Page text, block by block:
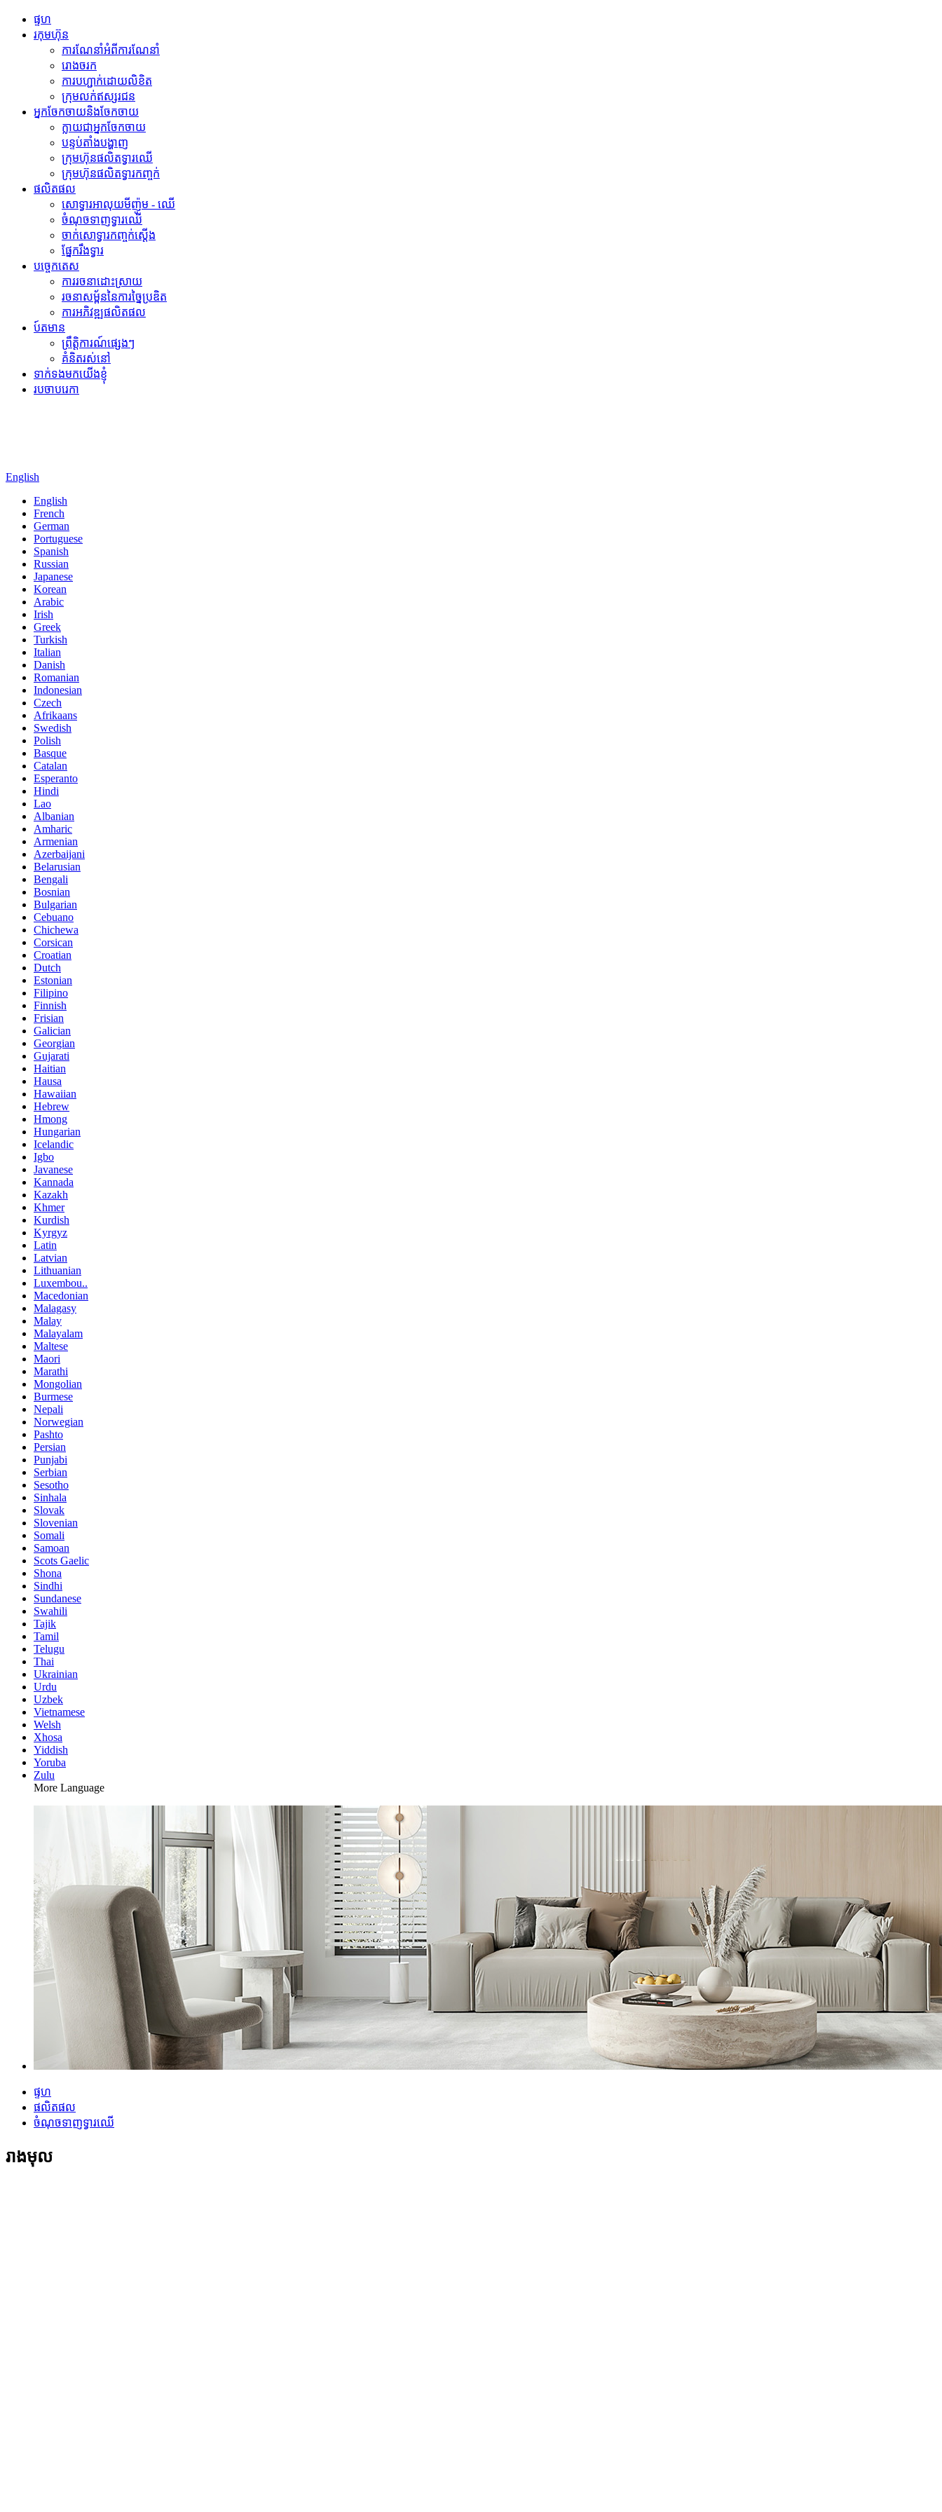
ផ្ទហ
រកុមហ៊ុន
ការណែនាំអំពីការណែនាំ
រោងចរក
ការបហ្ជាក់ដោយលិខិត
ក្រុមលក់ឥស្សរជន
អ្នកចែកចាយនិងចែកចាយ
ក្លាយជាអ្នកចែកចាយ
បន្ទប់តាំងបង្ហាញ
ក្រុមហ៊ុនផលិតទ្វារឈើ
ក្រុមហ៊ុនផលិតទ្វារកញ្ចក់
ផលិតផល
សោទ្វារអាលុយមីញ៉ូម - ឈើ
ចំណុចទាញទ្វារឈើ
ចាក់សោទ្វារកញ្ចក់ស្ដើង
ផ្នែករឹងទ្វារ
បច្ចេកតេស
ការរចនាដោះស្រាយ
រចនាសម្ព័ននៃការច្នៃប្រឌិត
ការអភិវឌ្ឍផលិតផល
ប៍តមាន
ព្រឹត្តិការណ៍ផ្សេងៗ
គំនិតរស់នៅ
ទាក់ទងមកយើងខ្ញុំ
របចាបរេកា
English
English
French
German
Portuguese
Spanish
Russian
Japanese
Korean
Arabic
Irish
Greek
Turkish
Italian
Danish
Romanian
Indonesian
Czech
Afrikaans
Swedish
Polish
Basque
Catalan
Esperanto
Hindi
Lao
Albanian
Amharic
Armenian
Azerbaijani
Belarusian
Bengali
Bosnian
Bulgarian
Cebuano
Chichewa
Corsican
Croatian
Dutch
Estonian
Filipino
Finnish
Frisian
Galician
Georgian
Gujarati
Haitian
Hausa
Hawaiian
Hebrew
Hmong
Hungarian
Icelandic
Igbo
Javanese
Kannada
Kazakh
Khmer
Kurdish
Kyrgyz
Latin
Latvian
Lithuanian
Luxembou..
Macedonian
Malagasy
Malay
Malayalam
Maltese
Maori
Marathi
Mongolian
Burmese
Nepali
Norwegian
Pashto
Persian
Punjabi
Serbian
Sesotho
Sinhala
Slovak
Slovenian
Somali
Samoan
Scots Gaelic
Shona
Sindhi
Sundanese
Swahili
Tajik
Tamil
Telugu
Thai
Ukrainian
Urdu
Uzbek
Vietnamese
Welsh
Xhosa
Yiddish
Yoruba
Zulu
More Language
ផ្ទហ
ផលិតផល
ចំណុចទាញទ្វារឈើ
រាងមុល